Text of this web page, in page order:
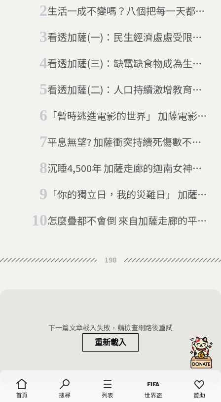
首頁 搜尋 列表 世界盃 贊助
生活一成不變嗎？八個把每一天都活
看透加薩(一)：民生經濟處處受限讓
看透加薩(三)：缺電缺食物成為生活
看透加薩(二)：人口持續激增教育和
「暫時逃進電影的世界」 加薩電影節
平息無望? 加薩衝突持續死傷數不斷
沉睡4,500年 加薩走廊的迦南女神像
「你的獨立日，我的災難日」 加薩走
怎麼疊都不會倒 來自加薩走廊的平衡
198
下一篇文章載入失敗，請檢查網路後重試
重新載入